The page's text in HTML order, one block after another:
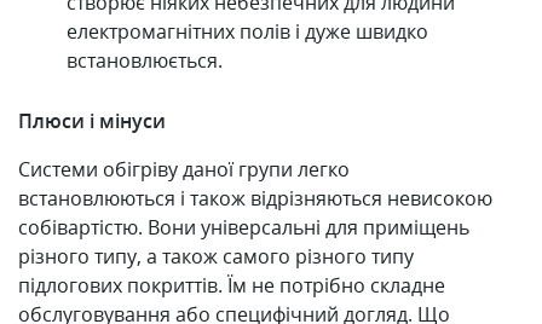
електромагнітних полів і дуже швидко
встановлюється.
Плюси і мінуси
Системи обігріву даної групи легко
встановлюються і також відрізняються невисокою
собівартістю. Вони універсальні для приміщень
різного типу, а також самого різного типу
підлогових покриттів. Їм не потрібно складне
обслуговування або специфічний догляд. Що